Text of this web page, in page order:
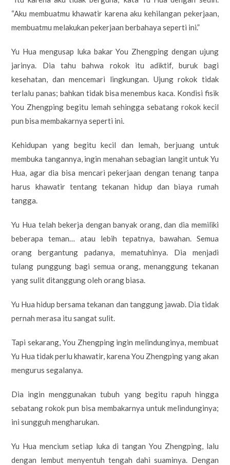
“Aku membuatmu khawatir karena aku kehilangan pekerjaan,
membuatmu melakukan pekerjaan berbahaya seperti ini.”
Yu Hua mengusap luka bakar You Zhengping dengan ujung
jarinya. Dia tahu bahwa rokok itu adiktif, buruk bagi
kesehatan, dan mencemari lingkungan. Ujung rokok tidak
terlalu panas; bahkan tidak bisa menembus kaca. Kondisi fisik
You Zhengping begitu lemah sehingga sebatang rokok kecil
pun bisa membakarnya seperti ini.
Kehidupan yang begitu kecil dan lemah, berjuang untuk
membuka tangannya, ingin menahan sebagian langit untuk Yu
Hua, agar dia bisa mencari pekerjaan dengan tenang tanpa
harus khawatir tentang tekanan hidup dan biaya rumah
tangga.
Yu Hua telah bekerja dengan banyak orang, dan dia memiliki
beberapa teman… atau lebih tepatnya, bawahan. Semua
orang bergantung padanya, mematuhinya. Dia menjadi
tulang punggung bagi semua orang, menanggung tekanan
yang sulit ditanggung oleh orang biasa.
Yu Hua hidup bersama tekanan dan tanggung jawab. Dia tidak
pernah merasa itu sangat sulit.
Tapi sekarang, You Zhengping ingin melindunginya, membuat
Yu Hua tidak perlu khawatir, karena You Zhengping yang akan
mengurus segalanya.
Dia ingin menggunakan tubuh yang begitu rapuh hingga
sebatang rokok pun bisa membakarnya untuk melindunginya;
ini sungguh mengharukan.
Yu Hua mencium setiap luka di tangan You Zhengping, lalu
dengan lembut menyentuh tengah dahi suaminya. Dengan